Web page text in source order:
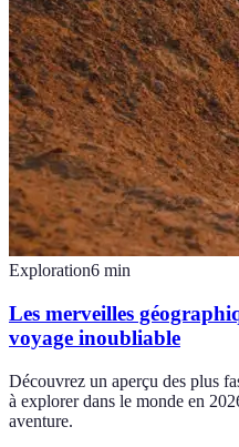
Exploration6 min
Les merveilles
voyage inoubliable
Découvrez un aperçu des plus
à explorer dans le monde en
aventure.